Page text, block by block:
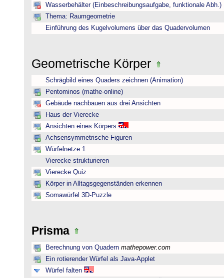
Wasserbehälter (Einbeschreibungsaufgabe, funktionale Abh.)
Thema: Raumgeometrie
Einführung des Kugelvolumens über das Quadervolumen
Geometrische Körper
Schrägbild eines Quaders zeichnen (Animation)
Pentominos (mathe-online)
Gebäude nachbauen aus drei Ansichten
Haus der Vierecke
Ansichten eines Körpers
Achsensymmetrische Figuren
Würfelnetze 1
Vierecke strukturieren
Vierecke Quiz
Körper in Alltagsgegenständen erkennen
Somawürfel 3D-Puzzle
Prisma
Berechnung von Quadern mathepower.com
Ein rotierender Würfel als Java-Applet
Würfel falten